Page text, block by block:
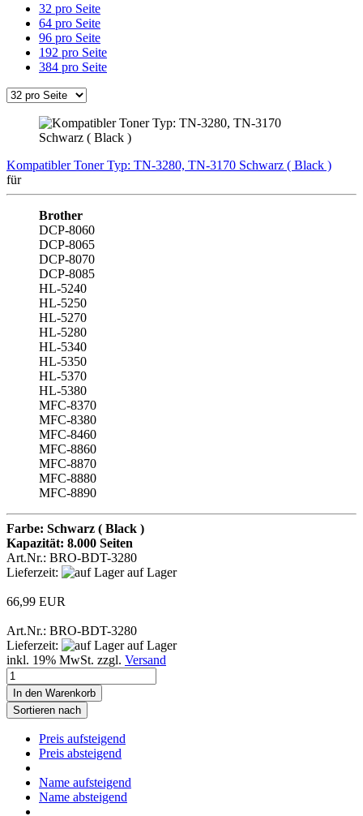
32 pro Seite
64 pro Seite
96 pro Seite
192 pro Seite
384 pro Seite
Kompatibler Toner Typ: TN-3280, TN-3170 Schwarz ( Black )
für
Brother
DCP-8060
DCP-8065
DCP-8070
DCP-8085
HL-5240
HL-5250
HL-5270
HL-5280
HL-5340
HL-5350
HL-5370
HL-5380
MFC-8370
MFC-8380
MFC-8460
MFC-8860
MFC-8870
MFC-8880
MFC-8890
Farbe: Schwarz ( Black )
Kapazität: 8.000 Seiten
Art.Nr.: BRO-BDT-3280
Lieferzeit:
auf Lager
66,99 EUR
Art.Nr.: BRO-BDT-3280
Lieferzeit:
auf Lager
inkl. 19% MwSt. zzgl. Versand
In den Warenkorb
Sortieren nach
Preis aufsteigend
Preis absteigend
Name aufsteigend
Name absteigend